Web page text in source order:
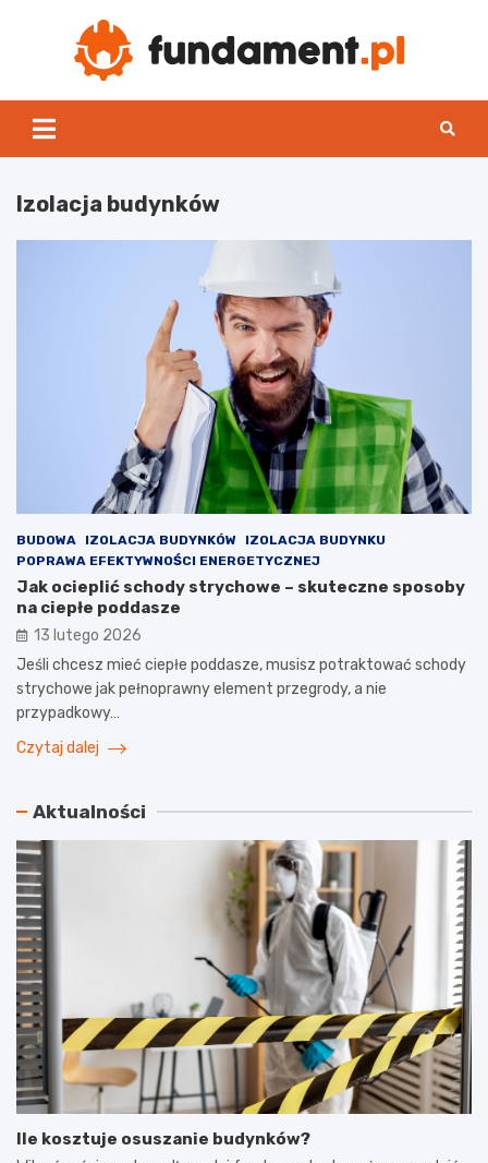
Izolacja budynków
BUDOWA IZOLACJA BUDYNKÓW
IZOLACJA BUDYNKU
POPRAWA EFEKTYWNOŚCI ENERGETYCZNEJ
Jak ocieplić schody strychowe – skuteczne sposoby
na ciepłe poddasze
13 lutego 2026
Jeśli chcesz mieć ciepłe poddasze, musisz potraktować schody
strychowe jak pełnoprawny element przegrody, a nie
przypadkowy…
Czytaj dalej
Aktualności
Ile kosztuje osuszanie budynków?